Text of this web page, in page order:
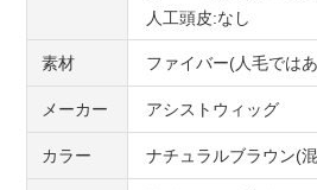
人工頭皮:なし
素材 ファイバー(人毛では
メーカー アシストウィッグ
カラー ナチュラルブラウン(